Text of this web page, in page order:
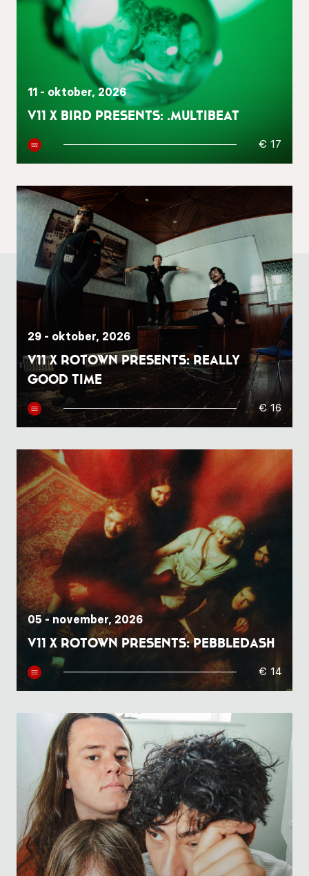
11 - oktober, 2026
V11 x BIRD presents: .multibeat
€ 17
29 - oktober, 2026
V11 x Rotown presents: Really
Good Time
€ 16
05 - november, 2026
V11 x Rotown presents: Pebbledash
€ 14